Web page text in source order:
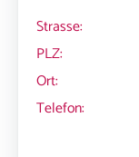
Strasse:
PLZ:
Ort:
Telefon: